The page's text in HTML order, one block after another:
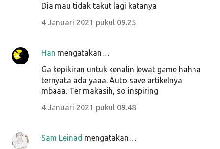
Dia mau tidak takut lagi katanya
4 Januari 2021 pukul 09.25
Han mengatakan…
Ga kepikiran untuk kenalin lewat game hahha
ternyata ada yaaa. Auto save artikelnya
mbaaa. Terimakasih, so inspiring
4 Januari 2021 pukul 09.48
Sam Leinad mengatakan…